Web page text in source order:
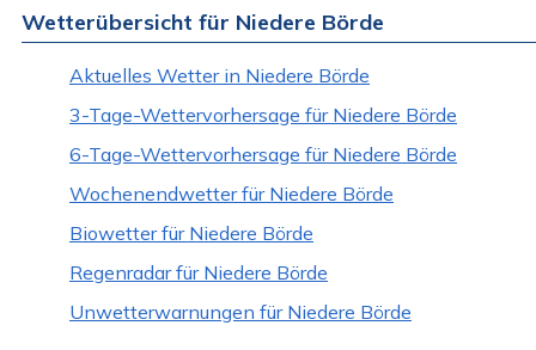
Wetterübersicht für Niedere Börde
Aktuelles Wetter in Niedere Börde
3-Tage-Wettervorhersage für Niedere Börde
6-Tage-Wettervorhersage für Niedere Börde
Wochenendwetter für Niedere Börde
Biowetter für Niedere Börde
Regenradar für Niedere Börde
Unwetterwarnungen für Niedere Börde